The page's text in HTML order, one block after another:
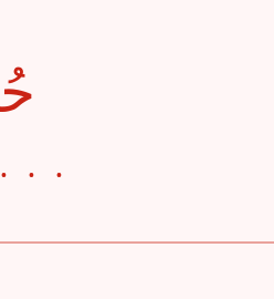
نیکیوں کا ’’ اِرتکاب ‘‘ اَچھا لگا . . .